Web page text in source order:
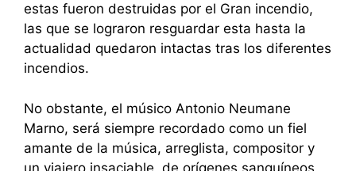
estas fueron destruidas por el Gran incendio,
las que se lograron resguardar esta hasta la
actualidad quedaron intactas tras los diferentes
incendios.
No obstante, el músico Antonio Neumane
Marno, será siempre recordado como un fiel
amante de la música, arreglista, compositor y
un viajero insaciable, de orígenes sanguíneos